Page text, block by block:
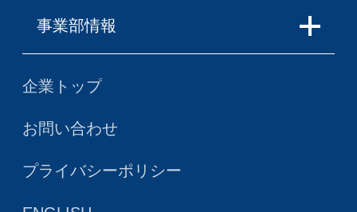
事業部情報
企業トップ
お問い合わせ
プライバシーポリシー